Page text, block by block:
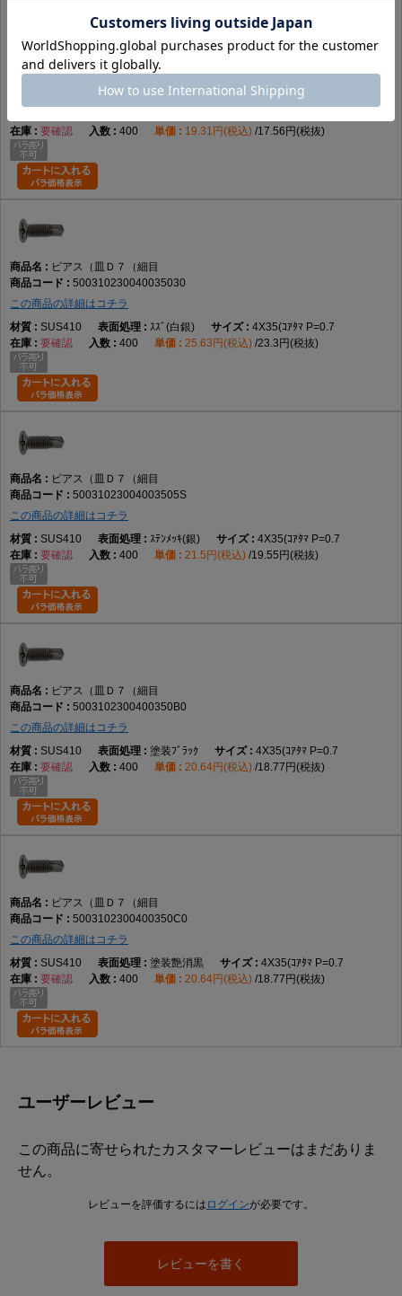
ピアス（皿Ｄ７（細目
500310230040035008
この商品の詳細はコチラ
要確認
400 19.31円(税込) 17.56円(税抜)
ピアス（皿Ｄ７（細目
500310230040035030
この商品の詳細はコチラ
SUS410
ｽｽﾞ(白銀)
4X35(ｺｱﾀﾏ P=0.7
要確認
400 25.63円(税込) 23.3円(税抜)
ピアス（皿Ｄ７（細目
50031023004003505S
この商品の詳細はコチラ
SUS410
ｽﾃﾝﾒｯｷ(銀)
4X35(ｺｱﾀﾏ P=0.7
要確認
400 21.5円(税込) 19.55円(税抜)
ピアス（皿Ｄ７（細目
5003102300400350B0
この商品の詳細はコチラ
SUS410
塗装ﾌﾞﾗｯｸ
4X35(ｺｱﾀﾏ P=0.7
要確認
400 20.64円(税込) 18.77円(税抜)
ピアス（皿Ｄ７（細目
5003102300400350C0
この商品の詳細はコチラ
SUS410
塗装艶消黒
4X35(ｺｱﾀﾏ P=0.7
要確認
400 20.64円(税込) 18.77円(税抜)
ユーザーレビュー
この商品に寄せられたカスタマーレビューはまだありま
せん。
レビューを評価するには ログインが必要です。
レビューを書く